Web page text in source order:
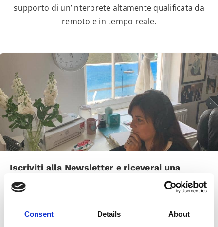
Consent Details About
supporto di un’interprete altamente qualificata da
remoto e in tempo reale.
Iscriviti alla Newsletter e riceverai una
nuova guida esclusiva sull’interpretariato
simultaneo da remoto! (testo in inglese RSI)